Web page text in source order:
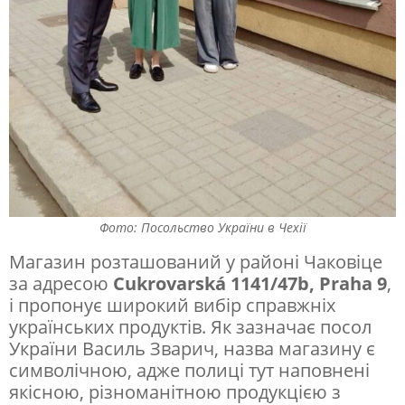
С
»
:
у
П
а
з
і
в
і
Фото: Посольство України в Чехії
Магазин розташований у районі Чаковіце
за адресою Cukrovarská 1141/47b, Praha 9,
і пропонує широкий вибір справжніх
українських продуктів. Як зазначає посол
України Василь Зварич, назва магазину є
символічною, адже полиці тут наповнені
якісною, різноманітною продукцією з